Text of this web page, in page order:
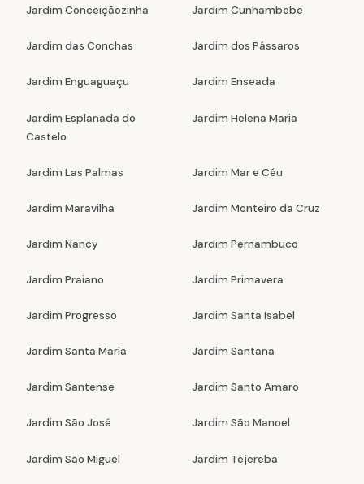
Jardim Conceiçãozinha Jardim Cunhambebe
Jardim das Conchas Jardim dos Pássaros
Jardim Enguaguaçu Jardim Enseada
Jardim Esplanada do
Castelo
Jardim Helena Maria
Jardim Las Palmas Jardim Mar e Céu
Jardim Maravilha Jardim Monteiro da Cruz
Jardim Nancy Jardim Pernambuco
Jardim Praiano Jardim Primavera
Jardim Progresso Jardim Santa Isabel
Jardim Santa Maria Jardim Santana
Jardim Santense Jardim Santo Amaro
Jardim São José Jardim São Manoel
Jardim São Miguel Jardim Tejereba